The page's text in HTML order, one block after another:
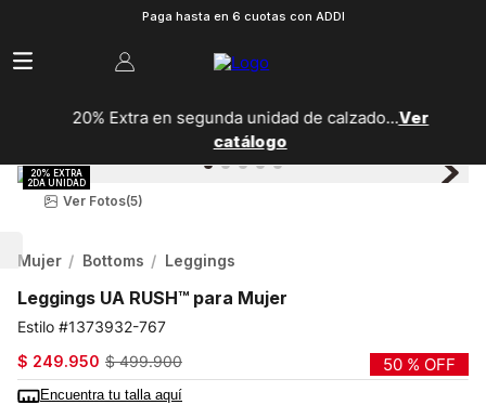
Paga hasta en 6 cuotas con ADDI
20% Extra en segunda unidad de calzado...Ver
catálogo
Ver Fotos(5)
Mujer Bottoms Leggings
Leggings UA RUSH™ para Mujer
1373932-767
$ 249.950 $ 499.900 50 % OFF
Encuentra tu talla aquí